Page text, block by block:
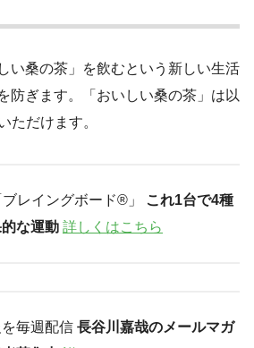
い桑の茶」を飲むという新しい生活
防ぎます。「おいしい桑の茶」は以
ただけます。
レイングボード®︎」
これ1台で4種
な運動 詳しくはこちら
毎週配信 長谷川嘉哉のメールマガ